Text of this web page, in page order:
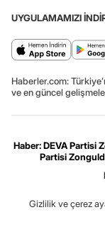
UYGULAMAMIZI
Haberler.com:
ve en güncel
Haber: DEVA Partisi
Partisi
Gizlilik ve çerez